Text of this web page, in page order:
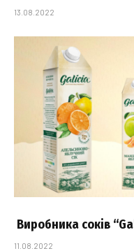
13.08.2022
Виробника соків
11.08.2022